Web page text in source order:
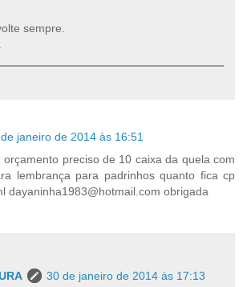
sempre.
janeiro de 2014 às 16:51
orçamento preciso de 10 caixa da quela com
lembrança para padrinhos quanto fica cp
dayaninha1983@hotmail.com obrigada
30 de janeiro de 2014 às 17:13